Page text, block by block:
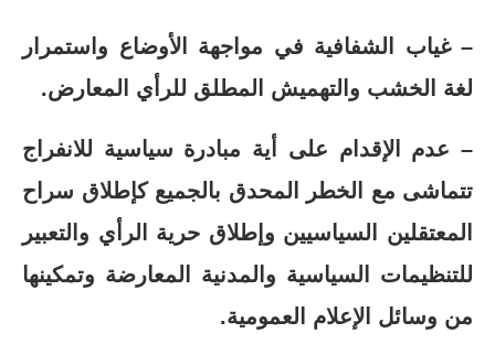
– غياب الشفافية في مواجهة الأوضاع واستمرار
لغة الخشب والتهميش المطلق للرأي المعارض.
– عدم الإقدام على أية مبادرة سياسية للانفراج
تتماشى مع الخطر المحدق بالجميع كإطلاق سراح
المعتقلين السياسيين وإطلاق حرية الرأي والتعبير
للتنظيمات السياسية والمدنية المعارضة وتمكينها
من وسائل الإعلام العمومية.